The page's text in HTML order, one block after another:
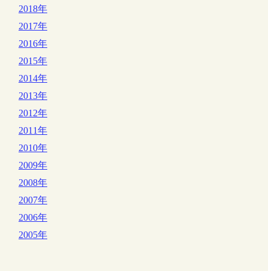
2018年
2017年
2016年
2015年
2014年
2013年
2012年
2011年
2010年
2009年
2008年
2007年
2006年
2005年